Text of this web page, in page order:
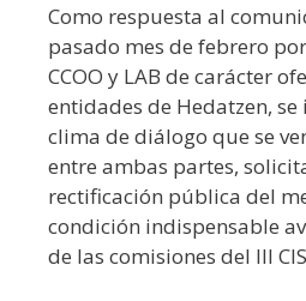
Como respuesta al
pasado mes de febrero
CCOO y LAB de carácter
entidades de Hedatzen,
clima de diálogo que se
entre ambas partes,
rectificación pública del
condición indispensable
de las comisiones del III